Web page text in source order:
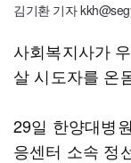
김기환 기자
사회복지사가
살 시도자를 온
29일 한양대병
응센터 소속 정